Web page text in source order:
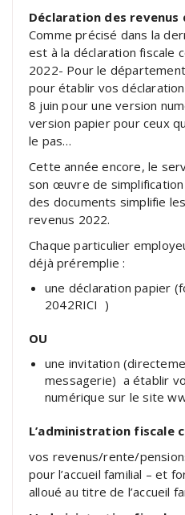
Déclaration des revenus
Comme précisé dans la
est à la déclaration fiscale
2022- Pour le
pour établir vos
8 juin pour une version
version papier pour ceux
le pas…
Cette année encore, le
son œuvre de
des documents simplifie
revenus 2022.
Chaque particulier
déjà préremplie :
une déclaration papier
2042RICI )
OU
une invitation
messagerie) a établir
numérique sur le site
L’administration fiscale
vos revenus/rente/
pour l’accueil familial – et
alloué au titre de l’accueil